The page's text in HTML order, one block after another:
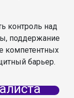
контроль над
поддержание
компетентных
барьер.